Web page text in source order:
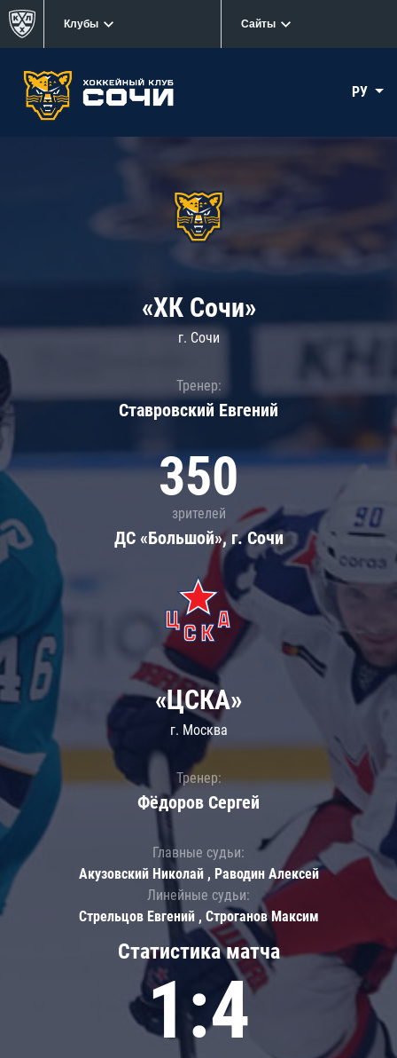
Клубы Сайты
РУ
«ХК Сочи»
г. Сочи
Тренер:
Ставровский Евгений
350
зрителей
ДС «Большой», г. Сочи
Статистика матча
1:4
«ЦСКА»
г. Москва
Тренер:
Фёдоров Сергей
Главные судьи:
Акузовский Николай , Раводин Алексей
Линейные судьи:
Стрельцов Евгений , Строганов Максим